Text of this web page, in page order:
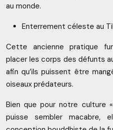
au monde.
Enterrement céleste au
Cette ancienne pratique
placer les corps des défunts
afin qu’ils puissent être
oiseaux prédateurs.
Bien que pour notre culture
puisse sembler macabre,